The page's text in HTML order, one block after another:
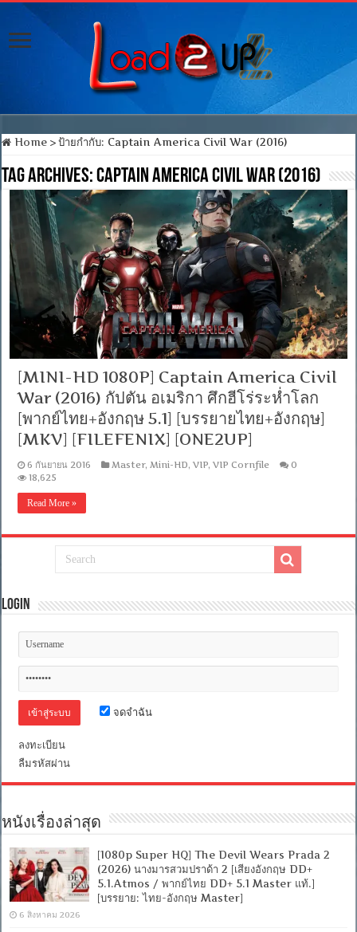
Home > ป้ายกำกับ: Captain America Civil War (2016)
Tag Archives:Captain America Civil War (2016)
[MINI-HD 1080P] Captain America Civil
War (2016) กัปตัน อเมริกา ศึกฮีโร่ระห่ำโลก
[พากย์ไทย+อังกฤษ 5.1] [บรรยายไทย+อังกฤษ]
[MKV] [FILEFENIX] [ONE2UP]
6 กันยายน 2016 Master, Mini-HD,VIP,VIP Cornfile
0
18,625
Read More »
Login
จดจำฉัน
ลงทะเบียน
ลืมรหัสผ่าน
หนังเรื่องล่าสุด
[1080p Super HQ] The Devil Wears Prada 2
(2026) นางมารสวมปราด้า 2 [เสียงอังกฤษ DD+
5.1.Atmos / พากย์ไทย DD+ 5.1 Master แท้.]
[บรรยาย: ไทย-อังกฤษ Master]
6 สิงหาคม 2026